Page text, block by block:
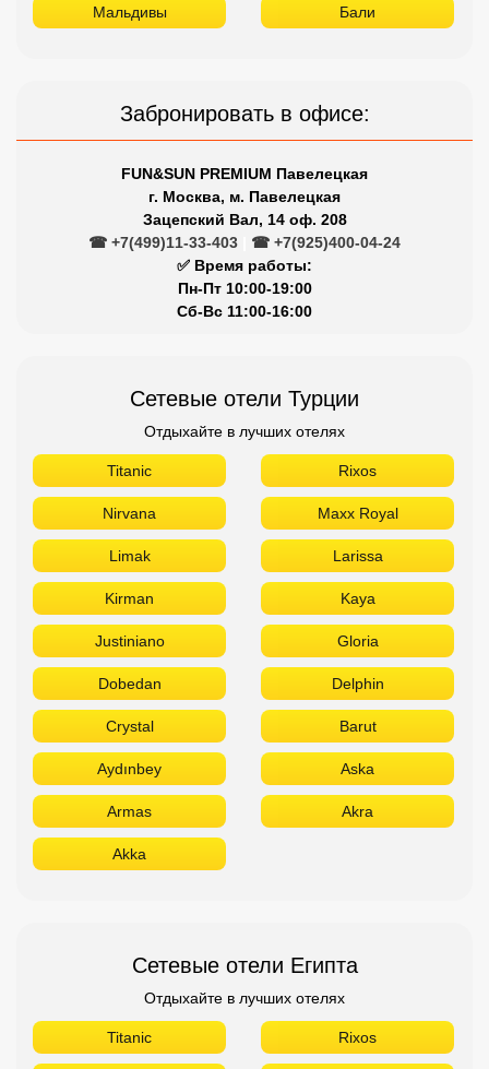
Мальдивы Бали
Забронировать в офисе:
FUN&SUN PREMIUM Павелецкая
г. Москва, м. Павелецкая
Зацепский Вал, 14 оф. 208
☎ +7(499)11-33-403
☎ +7(925)400-04-24
✅ Время работы:
Пн-Пт 10:00-19:00
Сб-Вс 11:00-16:00
Сетевые отели Турции
Отдыхайте в лучших отелях
Titanic Rixos
Nirvana Maxx Royal
Limak Larissa
Kirman Kaya
Justiniano Gloria
Dobedan Delphin
Crystal Barut
Aydınbey Aska
Armas Akra
Akka
Сетевые отели Египта
Отдыхайте в лучших отелях
Titanic Rixos